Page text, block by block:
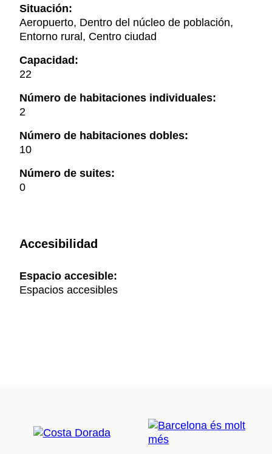
Situación:
Aeropuerto, Dentro del núcleo de población,
Entorno rural, Centro ciudad
Capacidad:
22
Número de habitaciones individuales:
2
Número de habitaciones dobles:
10
Número de suites:
0
Accesibilidad
Espacio accesible:
Espacios accesibles